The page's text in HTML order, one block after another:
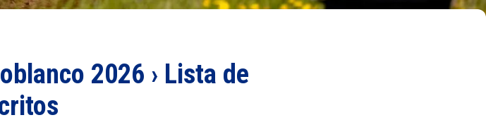
2026 › Lista de